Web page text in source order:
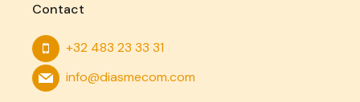
Contact
+32 483 23 33 31
info@diasmecom.com